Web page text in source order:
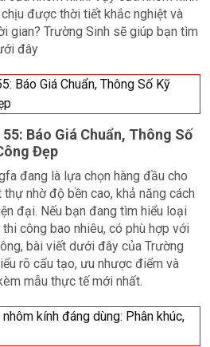
được thời tiết khắc nghiệt và
gian? Trường Sinh sẽ giúp bạn tìm
đây
Báo Giá Chuẩn, Thông Số
Đẹp
đang là lựa chọn hàng đầu cho
nhờ độ bền cao, khả năng cách
đại. Nếu bạn đang tìm hiểu loại
công bao nhiêu, có phù hợp với
bài viết dưới đây của Trường
rõ cấu tạo, ưu nhược điểm và
mẫu thực tế mới nhất.